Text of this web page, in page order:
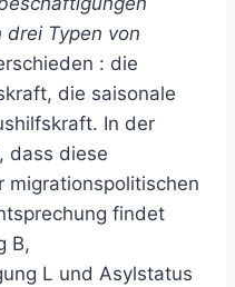
Typen von
: die
die saisonale
In der
dass diese
migrationspolitischen
findet
B,
L und Asylstatus